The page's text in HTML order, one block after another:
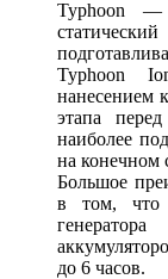
Typhoon —
Typhoon
нанесением
этапа
наиболее
на конечном
Большое
в том, что
до 6 часов.